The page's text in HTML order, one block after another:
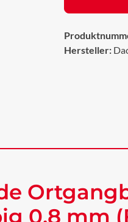
Hersteller:
0,8 mm